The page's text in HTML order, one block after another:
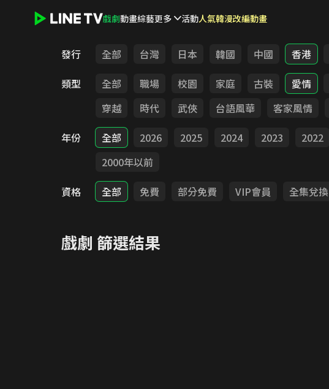
戲劇動畫綜藝更多 活動人氣韓漫改編動畫
發行 全部 台灣 日本 韓國 中國 香港
類型
全部 職場 校園 家庭 古裝 愛情
穿越
時代 武俠 台語風華 客家風情
年份
全部 2026 2025 2024 2023 2022
2000年以前
資格
全部 免費 部分免費 VIP會員 全集兌換
戲劇 篩選結果